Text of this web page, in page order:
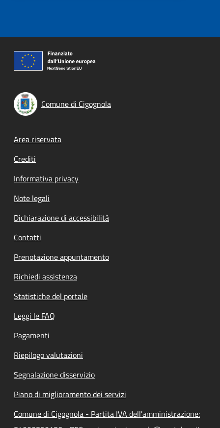
Comune di Cigognola
Footer menu
Area riservata
Crediti
Informativa privacy
Note legali
Dichiarazione di accessibilità
Contatti
Prenotazione appuntamento
Richiedi assistenza
Statistiche del portale
Leggi le FAQ
Pagamenti
Riepilogo valutazioni
Segnalazione disservizio
Piano di miglioramento dei servizi
Comune di Cigognola - Partita IVA dell'amministrazione: